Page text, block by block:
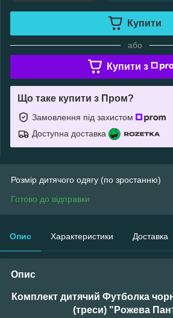
Купити
або
Купити з
Що таке купити з Пром?
Замовлення під захистом
Доступна доставка
Розмір дитячого одягу (по зростанню)
Готово до відправки
Опис Характеристики Доставка
Опис
Комплект дитячий Футболка
(треси) "Рожева